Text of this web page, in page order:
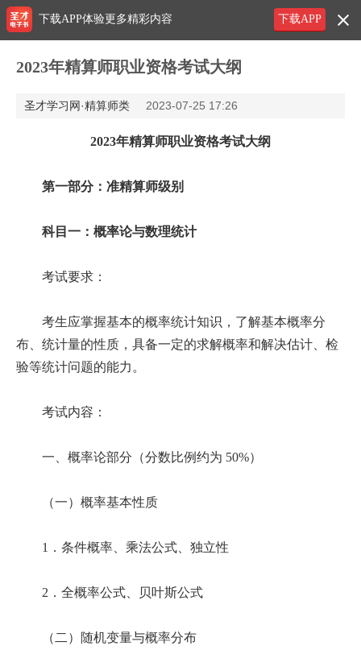
2023年精算师职业资格考试大纲
圣才学习网·精算师类 2023-07-25 17:26
2023年精算师职业资格考试大纲
第一部分：准精算师级别
科目一：概率论与数理统计
考试要求：
考生应掌握基本的概率统计知识，了解基本概率分
布、统计量的性质，具备一定的求解概率和解决估计、检
验等统计问题的能力。
考试内容：
一、概率论部分（分数比例约为 50%）
（一）概率基本性质
1．条件概率、乘法公式、独立性
2．全概率公式、贝叶斯公式
（二）随机变量与概率分布
下载APP
下载APP体验更多精彩内容